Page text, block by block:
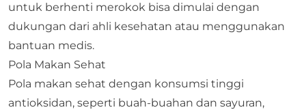
untuk berhenti merokok bisa dimulai dengan
dukungan dari ahli kesehatan atau menggunakan
bantuan medis.
Pola Makan Sehat
Pola makan sehat dengan konsumsi tinggi
antioksidan, seperti buah-buahan dan sayuran,